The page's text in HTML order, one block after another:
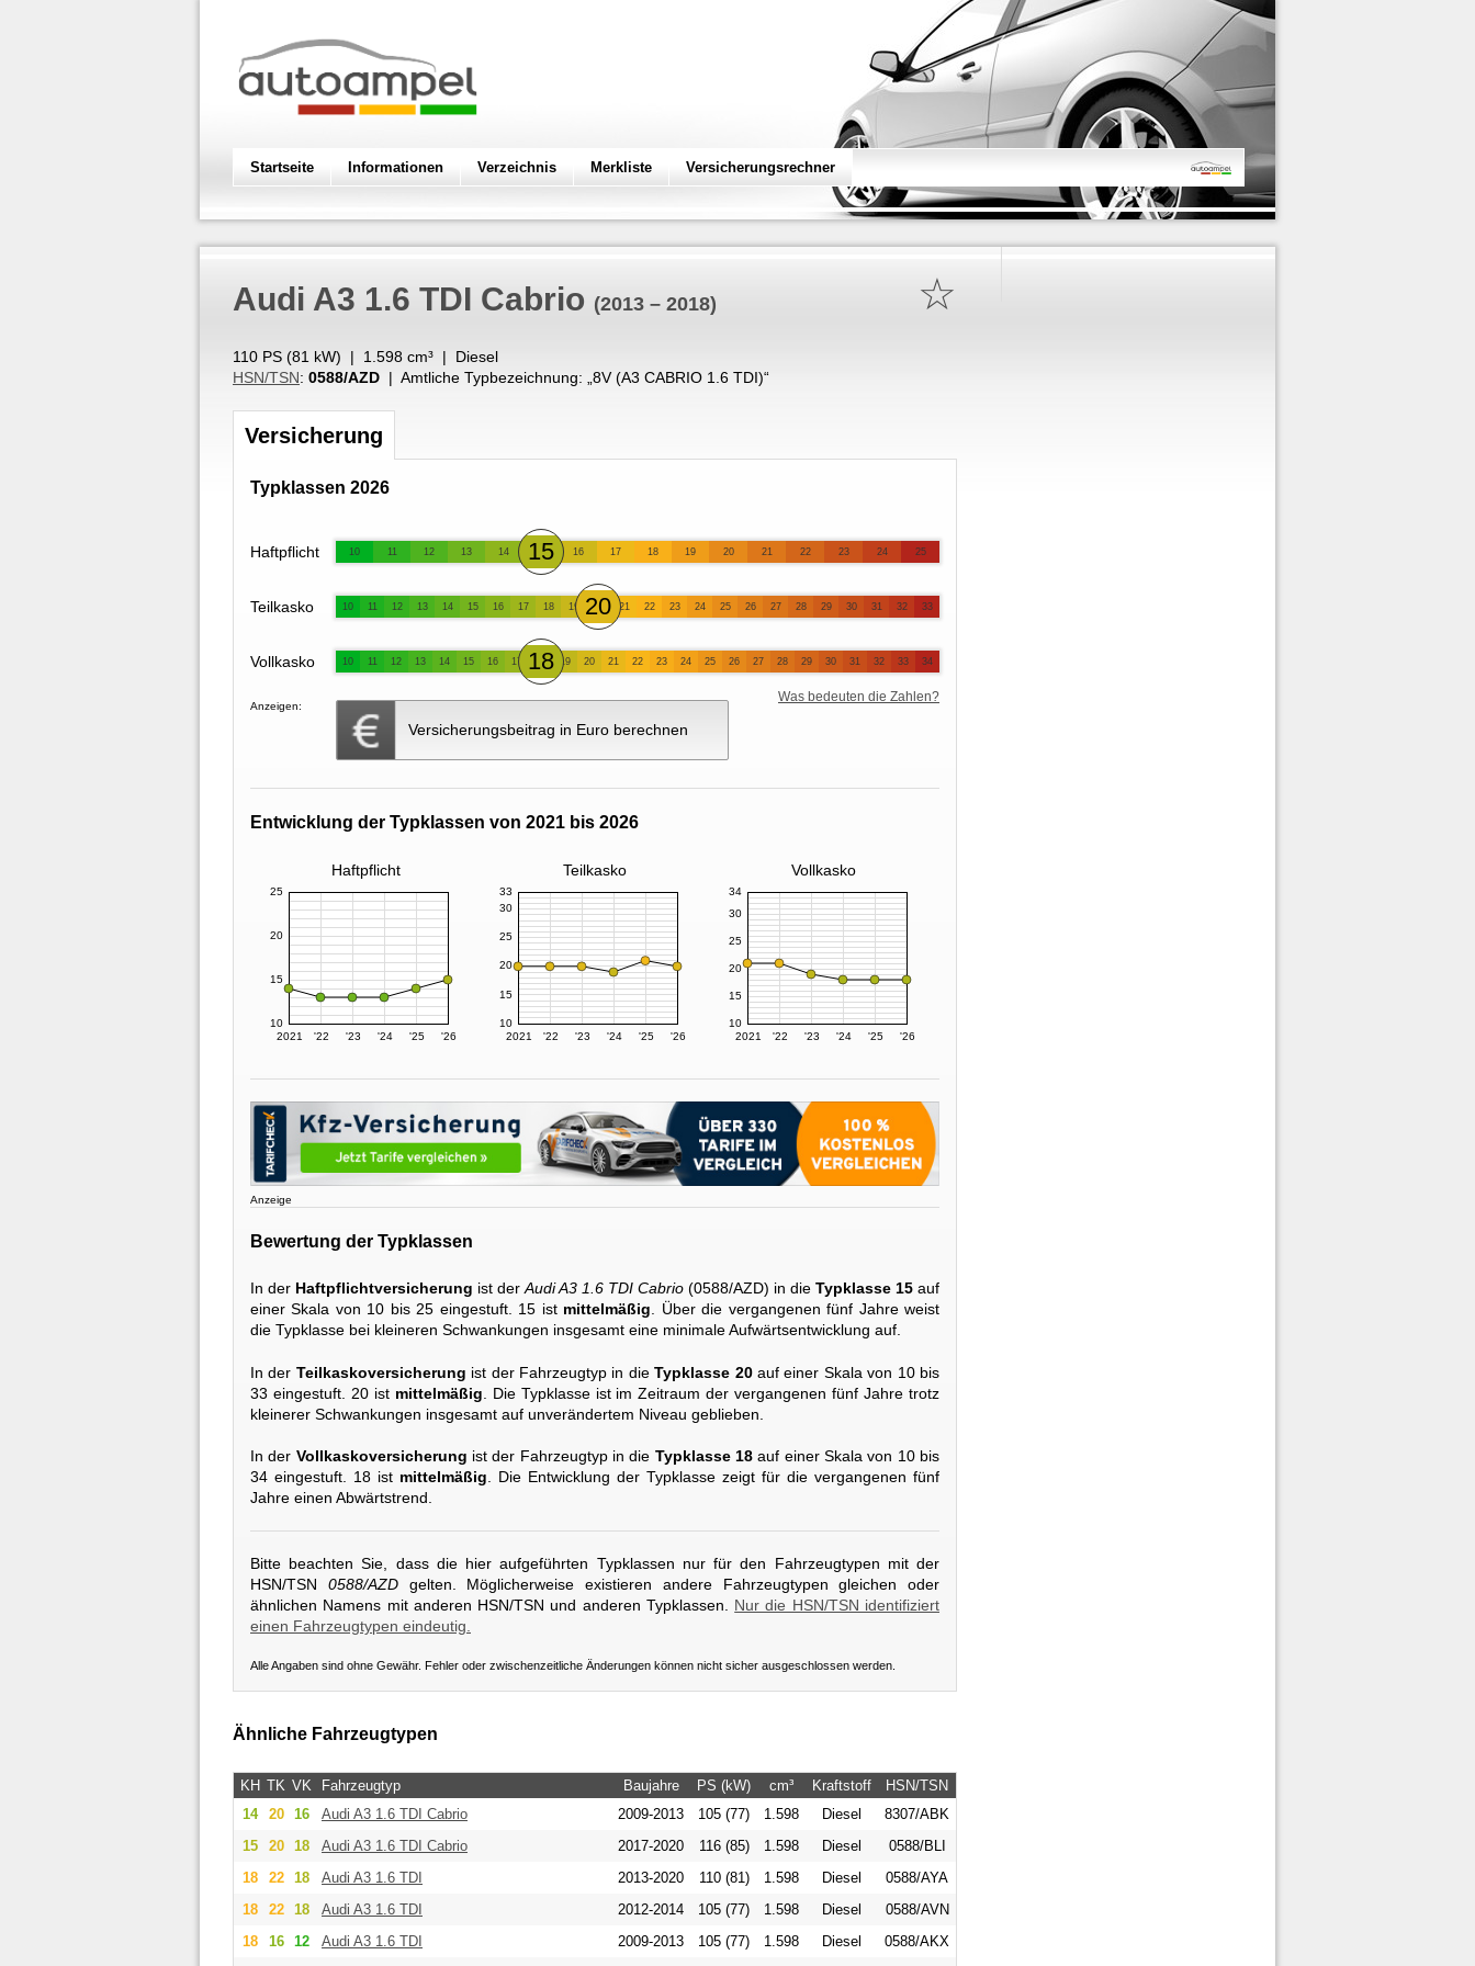
Startseite Informationen Verzeichnis Merkliste Versicherungsrechner
☆
Audi A3 1.6 TDI Cabrio (2013 – 2018)
110 PS (81 kW) | 1.598 cm³ | Diesel
HSN/TSN: 0588/AZD | Amtliche Typbezeichnung: „ 8V (A3 CABRIO 1.6 TDI)“
Versicherung
Typklassen 2026
Haftpflicht 10 11 12 13 14 15 16 17 18 19 20 21 22 23 24 25
Teilkasko 10 11 12 13 14 15 16 17 18 19 20 21 22 23 24 25 26 27 28 29 30 31 32 33
Vollkasko 10 11 12 13 14 15 16 17 18 19 20 21 22 23 24 25 26 27 28 29 30 31 32 33 34
Anzeigen:
Versicherungsbeitrag in Euro berechnen
Was bedeuten die Zahlen?
Entwicklung der Typklassen von 2021 bis 2026
Haftpflicht Teilkasko Vollkasko
2021 '22 '23 '24 '25 '26
10
15
20
25
2021 '22 '23 '24 '25 '26
10
15
20
25
30
33
2021 '22 '23 '24 '25 '26
10
15
20
25
30
34
Anzeige
Bewertung der Typklassen
In der Haftpflichtversicherung ist der Audi A3 1.6 TDI Cabrio (0588/AZD) in die Typklasse 15 auf
einer Skala von 10 bis 25 eingestuft. 15 ist mittelmäßig . Über die vergangenen fünf Jahre weist
die Typklasse bei kleineren Schwankungen insgesamt eine minimale Aufwärtsentwicklung auf.
In der Teilkaskoversicherung ist der Fahrzeugtyp in dieTypklasse 20auf einer Skala von 10 bis
33 eingestuft. 20 ist mittelmäßig . Die Typklasse ist im Zeitraum der vergangenen fünf Jahre trotz
kleinerer Schwankungen insgesamt auf unverändertem Niveau geblieben.
In der Vollkaskoversicherung ist der Fahrzeugtyp in die Typklasse 18 auf einer Skala von 10 bis
34 eingestuft. 18 ist mittelmäßig. Die Entwicklung der Typklasse zeigt für die vergangenen fünf
Jahre einen Abwärtstrend.
Bitte beachten Sie, dass die hier aufgeführten Typklassen nur für den Fahrzeugtypen mit der
HSN/TSN 0588/AZDgelten. Möglicherweise existieren andere Fahrzeugtypen gleichen oder
ähnlichen Namens mit anderen HSN/TSN und anderen Typklassen. Nur die HSN/TSN identifiziert
einen Fahrzeugtypen eindeutig.
Alle Angaben sind ohne Gewähr. Fehler oder zwischenzeitliche Änderungen können nicht sicher ausgeschlossen werden.
Ähnliche Fahrzeugtypen
KH TK VK Fahrzeugtyp Baujahre PS (kW) cm³ Kraftstoff
HSN/TSN
14
20 16 Audi A3 1.6 TDI Cabrio 2009-2013 105 (77) 1.598 Diesel
8307/ABK
15
20 18 Audi A3 1.6 TDI Cabrio 2017-2020 116 (85) 1.598 Diesel
0588/BLI
18
22 18 Audi A3 1.6 TDI 2013-2020 110 (81) 1.598 Diesel
0588/AYA
18
22 18 Audi A3 1.6 TDI 2012-2014 105 (77) 1.598 Diesel
0588/AVN
18
16 12 Audi A3 1.6 TDI 2009-2013 105 (77) 1.598 Diesel
0588/AKX